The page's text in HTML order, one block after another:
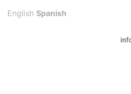
English Spanish